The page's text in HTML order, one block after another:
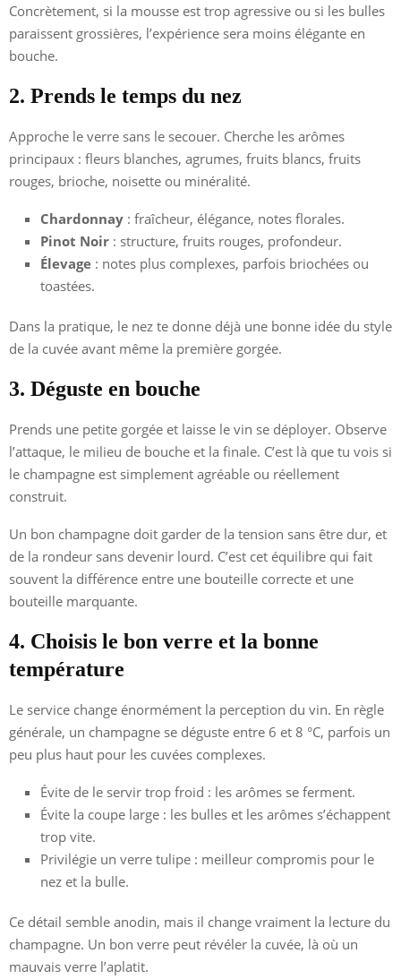
Concrètement, si la mousse est trop agressive ou si les bulles
paraissent grossières, l’expérience sera moins élégante en
bouche.
2. Prends le temps du nez
Approche le verre sans le secouer. Cherche les arômes
principaux : fleurs blanches, agrumes, fruits blancs, fruits
rouges, brioche, noisette ou minéralité.
Chardonnay : fraîcheur, élégance, notes florales.
Pinot Noir : structure, fruits rouges, profondeur.
Élevage : notes plus complexes, parfois briochées ou
toastées.
Dans la pratique, le nez te donne déjà une bonne idée du style
de la cuvée avant même la première gorgée.
3. Déguste en bouche
Prends une petite gorgée et laisse le vin se déployer. Observe
l’attaque, le milieu de bouche et la finale. C’est là que tu vois si
le champagne est simplement agréable ou réellement
construit.
Un bon champagne doit garder de la tension sans être dur, et
de la rondeur sans devenir lourd. C’est cet équilibre qui fait
souvent la différence entre une bouteille correcte et une
bouteille marquante.
4. Choisis le bon verre et la bonne
température
Le service change énormément la perception du vin. En règle
générale, un champagne se déguste entre 6 et 8 °C, parfois un
peu plus haut pour les cuvées complexes.
Évite de le servir trop froid : les arômes se ferment.
Évite la coupe large : les bulles et les arômes s’échappent
trop vite.
Privilégie un verre tulipe : meilleur compromis pour le
nez et la bulle.
Ce détail semble anodin, mais il change vraiment la lecture du
champagne. Un bon verre peut révéler la cuvée, là où un
mauvais verre l’aplatit.